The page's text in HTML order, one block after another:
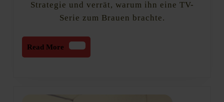
Strategie und verrät, warum ihn eine TV-
Serie zum Brauen brachte.
Read More
Read
More